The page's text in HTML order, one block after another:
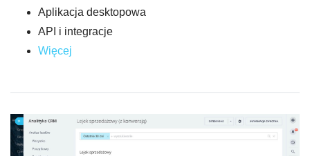
Aplikacja desktopowa
API i integracje
Więcej